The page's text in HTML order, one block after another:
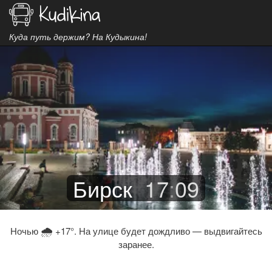
Куда путь держим? На Кудыкина!
Бирск 17:09
Ночью 🌧 +17°. На улице будет дождливо — выдвигайтесь
заранее.